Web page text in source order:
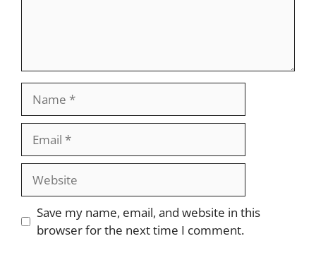
Website
Save my name, email, and website in this
browser for the next time I comment.